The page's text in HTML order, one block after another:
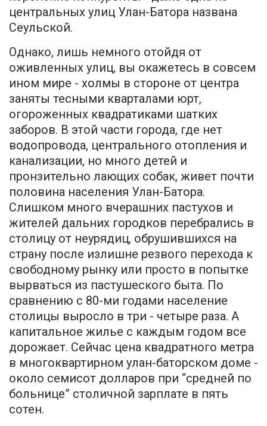
центральных улиц Улан-Батора названа
Сеульской.
Однако, лишь немного отойдя от
оживленных улиц, вы окажетесь в совсем
ином мире - холмы в стороне от центра
заняты тесными кварталами юрт,
огороженных квадратиками шатких
заборов. В этой части города, где нет
водопровода, центрального отопления и
канализации, но много детей и
пронзительно лающих собак, живет почти
половина населения Улан-Батора.
Слишком много вчерашних пастухов и
жителей дальних городков перебрались в
столицу от неурядиц, обрушившихся на
страну после излишне резвого перехода к
свободному рынку или просто в попытке
вырваться из пастушеского быта. По
сравнению с 80-ми годами население
столицы выросло в три - четыре раза. А
капитальное жилье с каждым годом все
дорожает. Сейчас цена квадратного метра
в многоквартирном улан-баторском доме -
около семисот долларов при “средней по
больнице” столичной зарплате в пять
сотен.